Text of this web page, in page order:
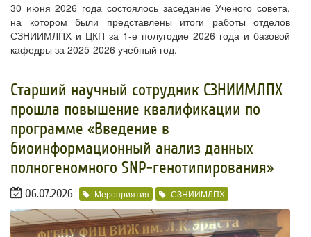
30 июня 2026 года состоялось заседание Ученого совета,
на котором были представлены итоги работы отделов
СЗНИИМЛПХ и ЦКП за 1-е полугодие 2026 года и базовой
кафедры за 2025-2026 учебный год.
​Старший научный сотрудник СЗНИИМЛПХ
прошла повышение квалификации по
программе «Введение в
биоинформационный анализ данных
полногеномного SNP-генотипирования»
06.07.2026 Мероприятия СЗНИИМЛПХ